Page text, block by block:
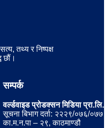
तथ्य र निष्पक्ष
छौं।
सम्पर्क
वर्ल्डवाइड प्रोडक्सन मिडिया प्रा.लि.
सूचना बिभाग दर्ता: २२२९/०७६/०७७
का.म.न.पा – २९, काठमाण्डौ